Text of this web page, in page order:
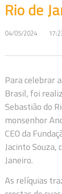
Rio de
04/05/2024
Para celebrar
Brasil, foi
Sebastião do
monsenhor
CEO da
Jacinto Souza,
Janeiro.
As relíquias